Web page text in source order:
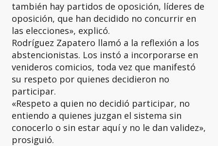
también hay partidos de oposición, líderes de
oposición, que han decidido no concurrir en
las elecciones», explicó.
Rodríguez Zapatero llamó a la reflexión a los
abstencionistas. Los instó a incorporarse en
venideros comicios, toda vez que manifestó
su respeto por quienes decidieron no
participar.
«Respeto a quien no decidió participar, no
entiendo a quienes juzgan el sistema sin
conocerlo o sin estar aquí y no le dan validez»,
prosiguió.